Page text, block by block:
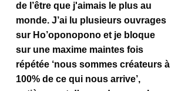
de l’être que j'aimais le plus au
monde. J’ai lu plusieurs ouvrages
sur Ho’oponopono et je bloque
sur une maxime maintes fois
répétée ‘nous sommes créateurs à
100% de ce qui nous arrive’,